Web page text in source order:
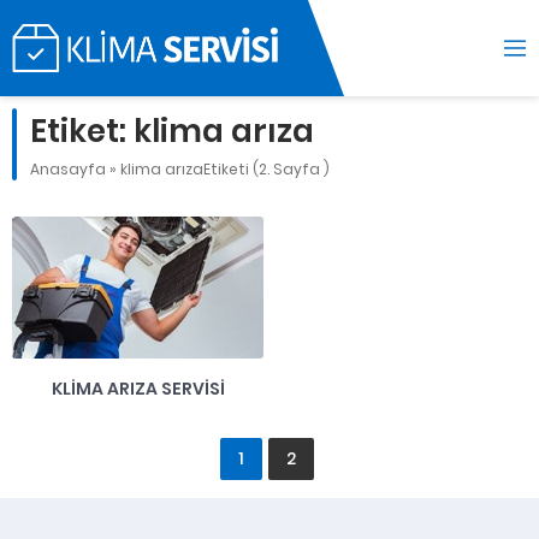
Etiket: klima arıza
Anasayfa » klima arızaEtiketi (2. Sayfa )
KLIMA ARIZA SERVISI
1 2